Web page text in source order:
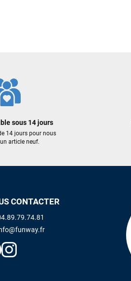
sous 14 jours
14 jours pour nous
article neuf.
CONTACTER
conseil
severne
AVIS